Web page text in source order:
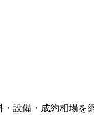
設備・成約相場を